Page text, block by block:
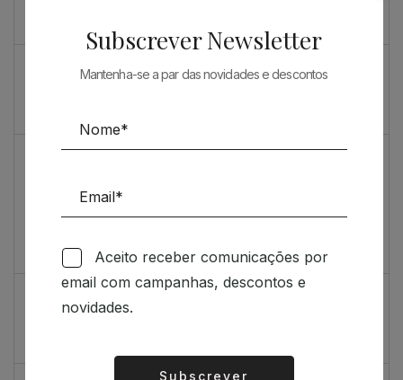
O máximo rigor
PRENDA ESPECIAL PARA ARQUITECTOS 2023
Feedback
Índice de satisfação inédito
Subscrever Newsletter
Mantenha-se a par das novidades e descontos
Aceito receber comunicações por
email com campanhas, descontos e
novidades.
Subscrever